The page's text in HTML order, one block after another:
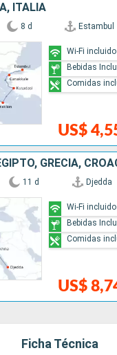
ITALIA
8 d Estambul
US$
Wi-Fi incluido
Bebidas
Comidas
11 d Djedda
US$
Wi-Fi incluido
Bebidas
Comidas
Ficha Técnica